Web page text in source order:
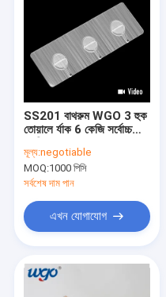
SS201 বাথরুম WGO 3 হুক
তোয়ালে র্যাক 6 কেজি সর্বোচ্চ
মূল্য:negotiable
MOQ:1000 পিসি
সর্বশেষ দাম পান
এখন যোগাযোগ